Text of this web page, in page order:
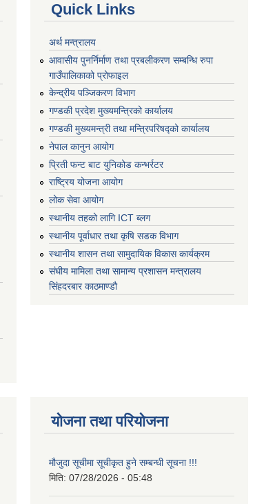
Quick Links
अर्थ मन्त्रालय
आवासीय पुनर्निर्माण तथा प्रबलीकरण सम्बन्धि रुपा
गाउँपालिकाको प्रोफाइल
केन्द्रीय पञ्जिकरण विभाग
गण्डकी प्रदेश मुख्यमन्त्रिको कार्यालय
गण्डकी मुख्यमन्त्री तथा मन्त्रिपरिषद्को कार्यालय
नेपाल कानुन आयोग
प्रिती फन्ट बाट युनिकोड कन्भर्रटर
राष्ट्रिय योजना आयोग
लोक सेवा आयोग
स्थानीय तहको लागि ICT ब्लग
स्थानीय पूर्वाधार तथा कृषि सडक विभाग
स्थानीय शासन तथा सामुदायिक विकास कार्यक्रम
संघीय मामिला तथा सामान्य प्रशासन मन्त्रालय
सिंहदरबार काठमाण्डौ
योजना तथा परियोजना
मौजुदा सूचीमा सूचीकृत हुने सम्बन्धी सूचना !!!
मिति: 07/28/2026 - 05:48